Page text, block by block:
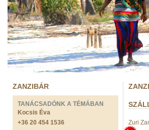
ZANZIBÁR
TANÁCSADÓNK A TÉMÁBAN
Kocsis Éva
+36 20 454 1536
Zuri